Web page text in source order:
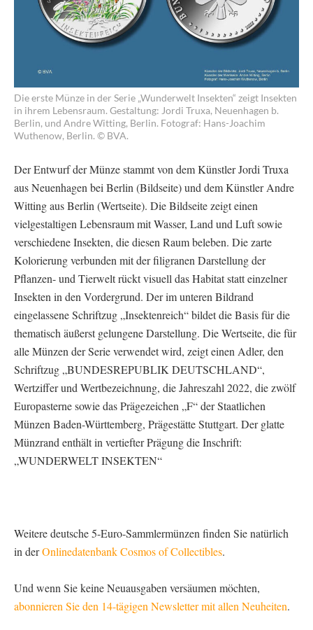
Die erste Münze in der Serie „Wunderwelt Insekten“ zeigt Insekten
in ihrem Lebensraum. Gestaltung: Jordi Truxa, Neuenhagen b.
Berlin, und Andre Witting, Berlin. Fotograf: Hans-Joachim
Wuthenow, Berlin. © BVA.
Der Entwurf der Münze stammt von dem Künstler Jordi Truxa
aus Neuenhagen bei Berlin (Bildseite) und dem Künstler Andre
Witting aus Berlin (Wertseite). Die Bildseite zeigt einen
vielgestaltigen Lebensraum mit Wasser, Land und Luft sowie
verschiedene Insekten, die diesen Raum beleben. Die zarte
Kolorierung verbunden mit der filigranen Darstellung der
Pflanzen- und Tierwelt rückt visuell das Habitat statt einzelner
Insekten in den Vordergrund. Der im unteren Bildrand
eingelassene Schriftzug „Insektenreich“ bildet die Basis für die
thematisch äußerst gelungene Darstellung. Die Wertseite, die für
alle Münzen der Serie verwendet wird, zeigt einen Adler, den
Schriftzug „BUNDESREPUBLIK DEUTSCHLAND“,
Wertziffer und Wertbezeichnung, die Jahreszahl 2022, die zwölf
Europasterne sowie das Prägezeichen „F“ der Staatlichen
Münzen Baden-Württemberg, Prägestätte Stuttgart. Der glatte
Münzrand enthält in vertiefter Prägung die Inschrift:
„WUNDERWELT INSEKTEN“
Weitere deutsche 5-Euro-Sammlermünzen finden Sie natürlich
in derOnlinedatenbank Cosmos of Collectibles.
Und wenn Sie keine Neuausgaben versäumen möchten,
abonnieren Sie den 14-tägigen Newsletter mit allen Neuheiten.